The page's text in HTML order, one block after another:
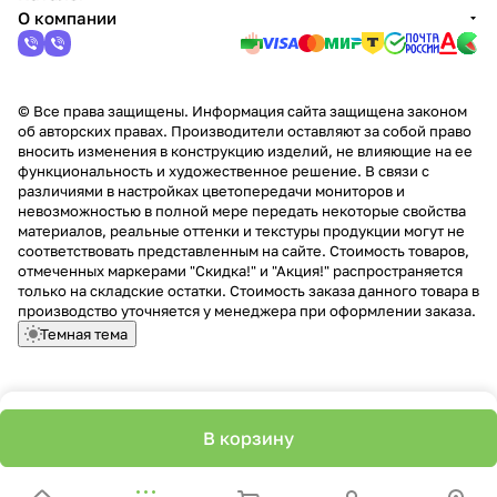
В корзину
О компании
© Все права защищены. Информация сайта защищена законом
об авторских правах. Производители оставляют за собой право
вносить изменения в конструкцию изделий, не влияющие на ее
функциональность и художественное решение. В связи с
различиями в настройках цветопередачи мониторов и
невозможностью в полной мере передать некоторые свойства
материалов, реальные оттенки и текстуры продукции могут не
соответствовать представленным на сайте. Стоимость товаров,
отмеченных маркерами "Скидка!" и "Акция!" распространяется
только на складские остатки. Стоимость заказа данного товара в
производство уточняется у менеджера при оформлении заказа.
Темная тема